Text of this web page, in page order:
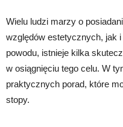
Wielu ludzi marzy o
względów estetycznych, jak
powodu, istnieje kilka
w osiągnięciu tego celu. W
praktycznych porad, które
stopy.